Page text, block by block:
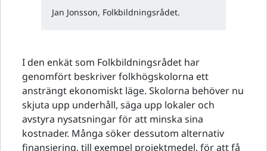
Jan Jonsson, Folkbildningsrådet.
I den enkät som Folkbildningsrådet har
genomfört beskriver folkhögskolorna ett
ansträngt ekonomiskt läge. Skolorna behöver nu
skjuta upp underhåll, säga upp lokaler och
avstyra nysatsningar för att minska sina
kostnader. Många söker dessutom alternativ
finansiering, till exempel projektmedel, för att få